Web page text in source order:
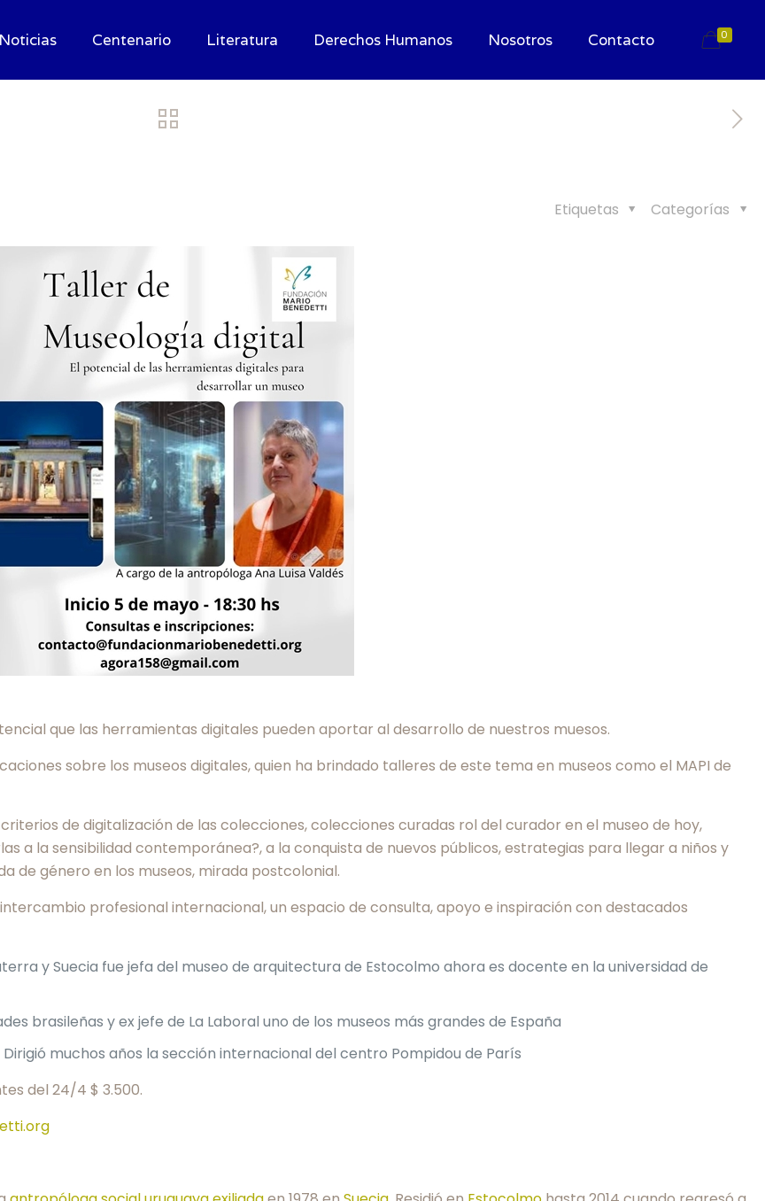
Noticias Centenario Literatura Derechos Humanos Nosotros Contacto 0
Categorías
Etiquetas
que las herramientas digitales pueden aportar al desarrollo de nuestros muesos.
sobre los museos digitales, quien ha brindado talleres de este tema en museos como el MAPI de
de digitalización de las colecciones, colecciones curadas rol del curador en el museo de hoy,
a la sensibilidad contemporánea?, a la conquista de nuevos públicos, estrategias para llegar a niños y
de género en los museos, mirada postcolonial.
profesional internacional, un espacio de consulta, apoyo e inspiración con destacados
y Suecia fue jefa del museo de arquitectura de Estocolmo ahora es docente en la universidad de
brasileñas y ex jefe de La Laboral uno de los museos más grandes de España
muchos años la sección internacional del centro Pompidou de París
del 24/4 $ 3.500.